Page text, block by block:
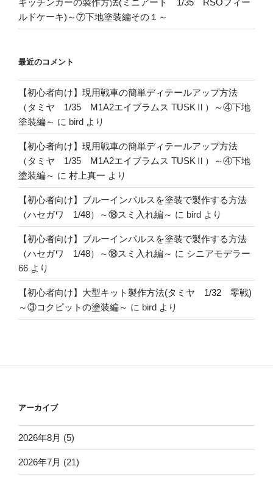
ルドケーキ)～⑦下地塗装編その１～
最近のコメント
【初心者向け】現用戦車の簡単ディテールアップ方法
（タミヤ 1/35 M1A2エイブラムス TUSKⅡ）～④下地
塗装編～ に bird より
【初心者向け】現用戦車の簡単ディテールアップ方法
（タミヤ 1/35 M1A2エイブラムス TUSKⅡ）～④下地
塗装編～ に 村上真一 より
【初心者向け】ブルーインパルスを塗装で製作する方法
（ハセガワ 1/48）～⑱スミ入れ編～ に bird より
【初心者向け】ブルーインパルスを塗装で製作する方法
（ハセガワ 1/48）～⑱スミ入れ編～ に シニアモデラー
66 より
【初心者向け】大型キット製作方法(タミヤ 1/32 零戦)
～③コクピットの塗装編～ に bird より
アーカイブ
2026年8月 (5)
2026年7月 (21)